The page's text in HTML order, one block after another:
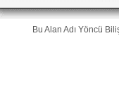
Bu Alan Adı Yöncü